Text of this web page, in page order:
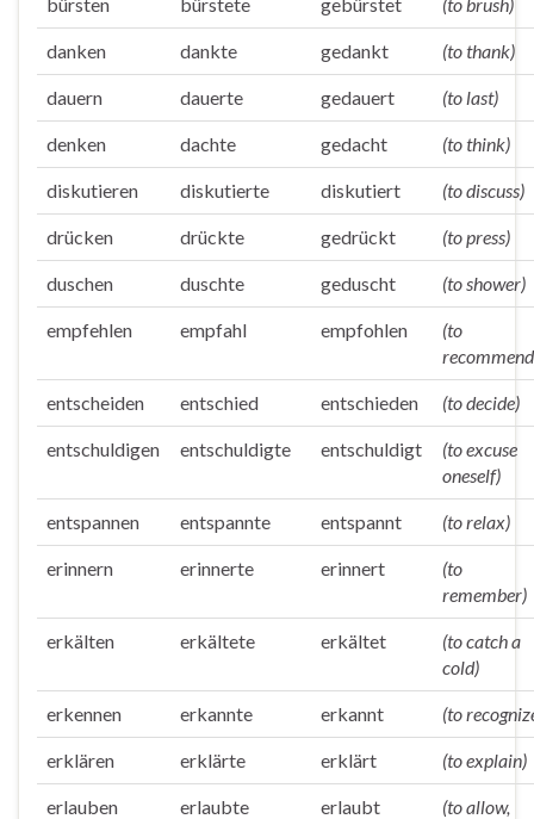
danken dankte gedankt (to thank)
dauern dauerte gedauert (to last)
denken dachte gedacht (to think)
diskutieren diskutierte diskutiert (to discuss)
drücken drückte gedrückt (to press)
duschen duschte geduscht (to shower)
empfehlen empfahl empfohlen
(to
entscheiden entschied entschieden (to decide)
entschuldigen entschuldigte entschuldigt
(to excuse
oneself)
entspannen entspannte entspannt (to relax)
erinnern erinnerte erinnert
(to
remember)
erkälten erkältete erkältet
(to catch a
cold)
erkennen erkannte erkannt (to
erklären erklärte erklärt (to explain)
erlauben erlaubte erlaubt
(to allow,